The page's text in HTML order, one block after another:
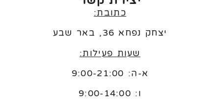
כתובת:
יצחק נפחא 36, באר שבע
שעות פעילות:
א-ה: 9:00-21:00
ו: 9:00-14:00